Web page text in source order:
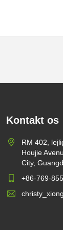
Kontakt os
RM 402,
Houjie
City,
+86-769-